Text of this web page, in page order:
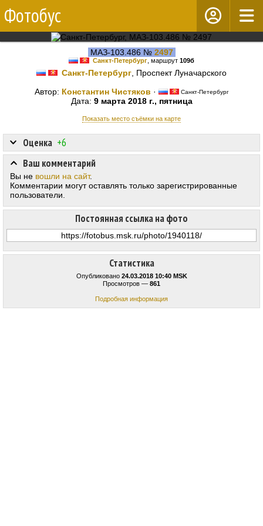
Фотобус
МАЗ-103.486 № 2497
Санкт-Петербург , маршрут 109б
Санкт-Петербург , Проспект Луначарского
Автор: Константин Чистяков · Санкт-Петербург
Дата: 9 марта 2018 г., пятница
Показать место съёмки на карте
Статистика
Опубликовано 24.03.2018 10:40 MSK
Просмотров — 861
Подробная информация
Оценка +6
Постоянная ссылка на фото
Ваш комментарий
Вы не вошли на сайт.
Комментарии могут оставлять только зарегистрированные
пользователи.